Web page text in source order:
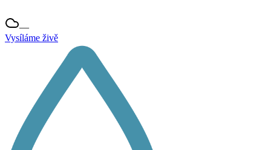
—
Vysíláme živě